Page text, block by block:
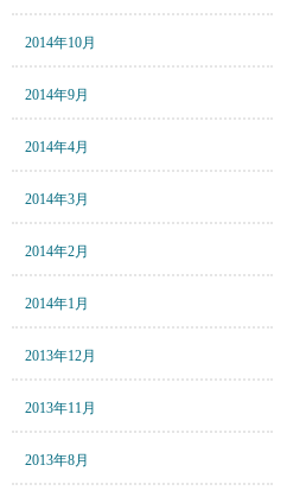
2014年10月
2014年9月
2014年4月
2014年3月
2014年2月
2014年1月
2013年12月
2013年11月
2013年8月